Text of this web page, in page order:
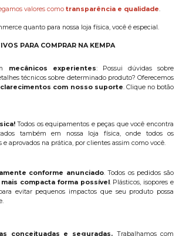
valores comotransparência e qualidade.
quanto para nossa loja física, você é especial.
PARA COMPRAR NA KEMPA
mecânicos experientes: Possui dúvidas sobre
técnicos sobre determinado produto? Oferecemos
com nosso suporte. Clique no botão
Todos os equipamentos e peças que você encontra
também em nossa loja física, onde todos os
e aprovados na prática, por clientes assim como você.
conforme anunciado. Todos os pedidos são
compacta forma possível. Plásticos, isopores e
evitar pequenos impactos que seu produto possa
conceituadas e seguradas. Trabalhamos com